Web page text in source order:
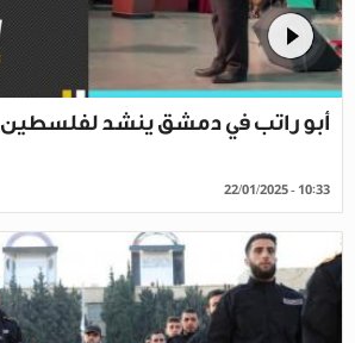
أبو راتب في دمشق ينشد لفلسطين
22/01/2025 - 10:33